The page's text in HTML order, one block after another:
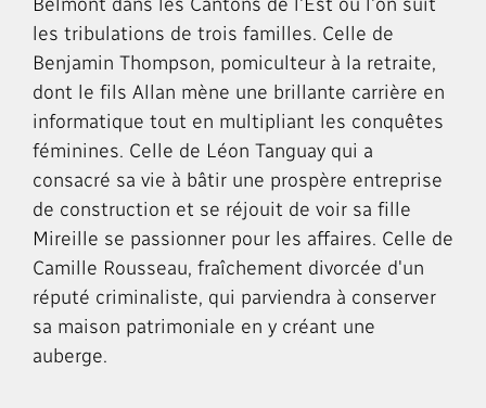
les tribulations de trois familles. Celle de
Benjamin Thompson, pomiculteur à la retraite,
dont le fils Allan mène une brillante carrière en
informatique tout en multipliant les conquêtes
féminines. Celle de Léon Tanguay qui a
consacré sa vie à bâtir une prospère entreprise
de construction et se réjouit de voir sa fille
Mireille se passionner pour les affaires. Celle de
Camille Rousseau, fraîchement divorcée d'un
réputé criminaliste, qui parviendra à conserver
sa maison patrimoniale en y créant une
auberge.